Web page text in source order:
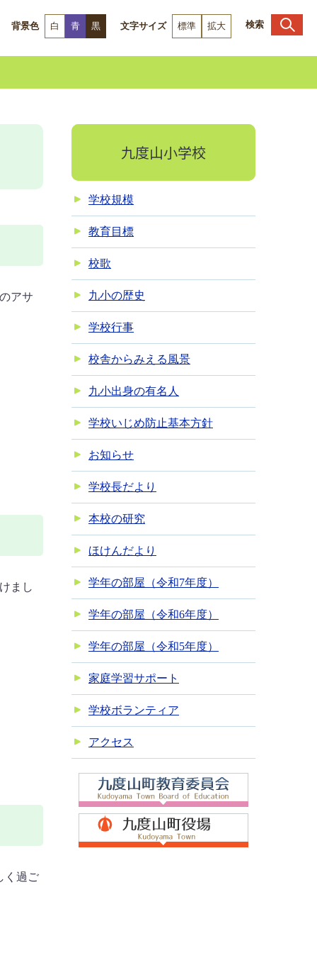
背景色 白 青 黒 文字サイズ 標準 拡大 検索
アサ
まし
く過ご
九度山小学校
学校規模
教育目標
校歌
九小の歴史
学校行事
校舎からみえる風景
九小出身の有名人
学校いじめ防止基本方針
お知らせ
学校長だより
本校の研究
ほけんだより
学年の部屋（令和7年度）
学年の部屋（令和6年度）
学年の部屋（令和5年度）
家庭学習サポート
学校ボランティア
アクセス